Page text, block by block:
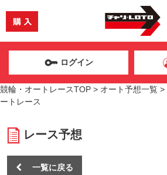
ログイン
競輪・オートレースTOP > オート予想一覧 >
ートレース
レース予想
一覧に戻る